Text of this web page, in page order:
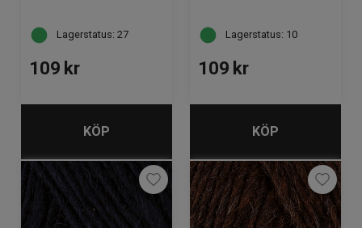
Lagerstatus: 27
109 kr
KÖP
Lagerstatus: 10
109 kr
KÖP